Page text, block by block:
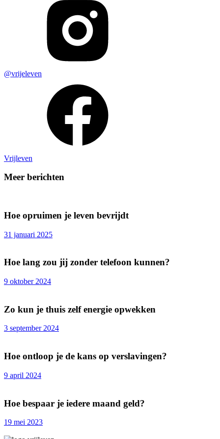
@vrijeleven
Vrijleven
Meer berichten
Hoe opruimen je leven bevrijdt
31 januari 2025
Hoe lang zou jij zonder telefoon kunnen?
9 oktober 2024
Zo kun je thuis zelf energie opwekken
3 september 2024
Hoe ontloop je de kans op verslavingen?
9 april 2024
Hoe bespaar je iedere maand geld?
19 mei 2023